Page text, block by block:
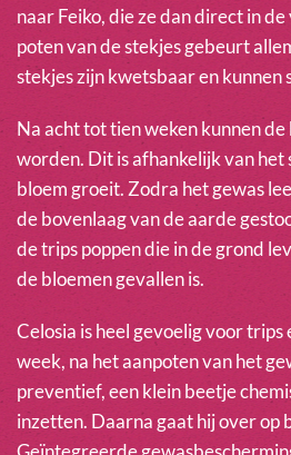
naar Feiko, die ze dan direct in
poten van de stekjes gebeurt
stekjes zijn kwetsbaar en kunnen
Na acht tot tien weken kunnen
worden. Dit is afhankelijk van het
bloem groeit. Zodra het gewas
de bovenlaag van de aarde
de trips poppen die in de grond
de bloemen gevallen is.
Celosia is heel gevoelig voor trips
week, na het aanpoten van het
preventief, een klein beetje
inzetten. Daarna gaat hij over op